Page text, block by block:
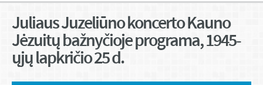
Juliaus Juzeliūno koncerto Kauno
Jėzuitų bažnyčioje programa, 1945-
ųjų lapkričio 25 d.